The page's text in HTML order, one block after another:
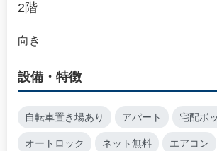
2階
向き
設備・特徴
自転車置き場あり アパート 宅配ボ
オートロック ネット無料 エアコン